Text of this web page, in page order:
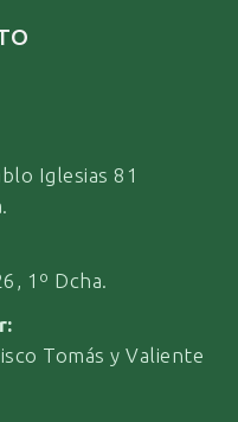
Iglesias 81
1º Dcha.
Tomás y Valiente